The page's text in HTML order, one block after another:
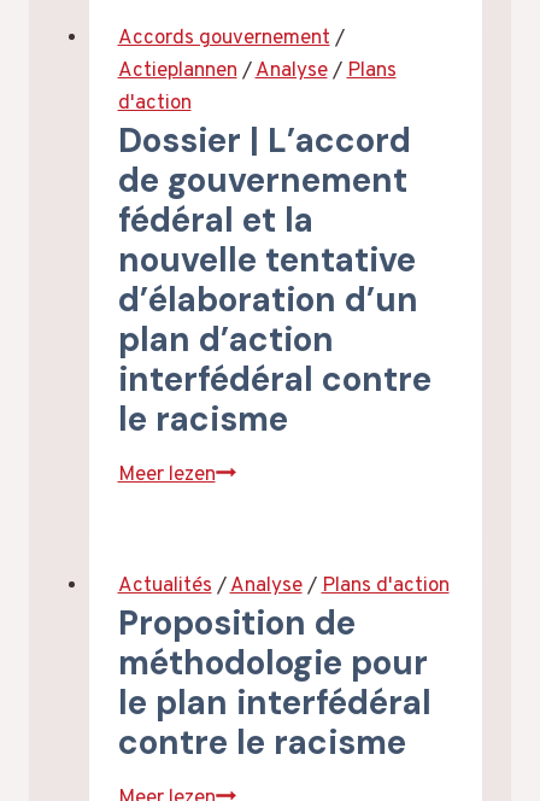
société
civile
gouvernement
2025-
29
Accords gouvernement/
Actieplannen/Analyse/Plans
d'action
Dossier | L’accord
de gouvernement
fédéral et la
nouvelle tentative
d’élaboration d’un
plan d’action
interfédéral contre
le racisme
Meer lezenDossier
de
gouvernement
fédéral
et
la
nouvelle
Actualités/Analyse/Plans d'action
Proposition de
méthodologie pour
le plan interfédéral
contre le racisme